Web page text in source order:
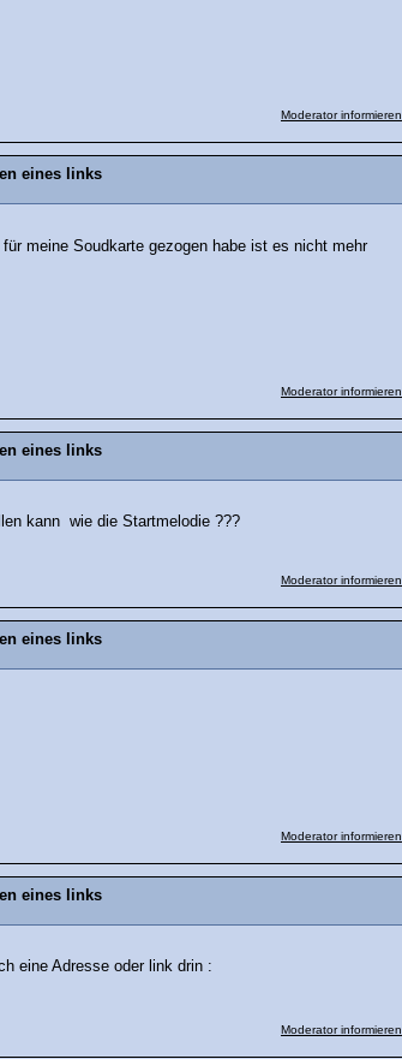
Moderator informieren
eines links
meine Soudkarte gezogen habe ist es nicht mehr
Moderator informieren
eines links
kann wie die Startmelodie ???
Moderator informieren
eines links
Moderator informieren
eines links
eine Adresse oder link drin :
Moderator informieren